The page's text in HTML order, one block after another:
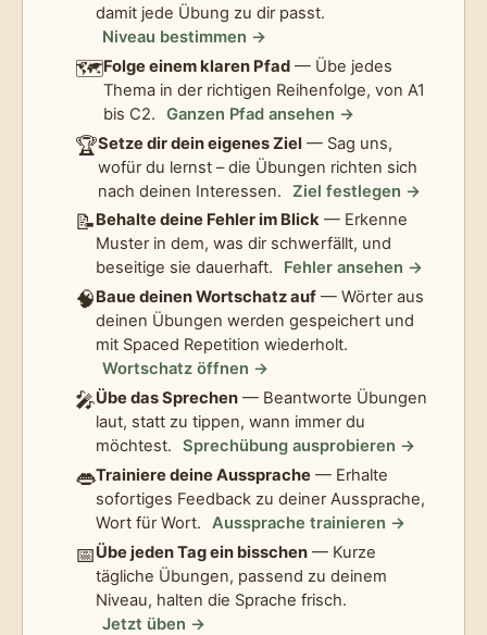
damit jede Übung zu dir passt.
Niveau bestimmen →
🗺️Folge einem klaren Pfad — Übe jedes
Thema in der richtigen Reihenfolge, von A1
bis C2.
Ganzen Pfad ansehen →
🏆Setze dir dein eigenes Ziel — Sag uns,
wofür du lernst – die Übungen richten sich
nach deinen Interessen.
Ziel festlegen →
📝Behalte deine Fehler im Blick — Erkenne
Muster in dem, was dir schwerfällt, und
beseitige sie dauerhaft.
Fehler ansehen →
🧠Baue deinen Wortschatz auf — Wörter aus
deinen Übungen werden gespeichert und
mit Spaced Repetition wiederholt.
Wortschatz öffnen →
🎤Übe das Sprechen — Beantworte Übungen
laut, statt zu tippen, wann immer du
möchtest.
Sprechübung ausprobieren →
👄Trainiere deine Aussprache — Erhalte
sofortiges Feedback zu deiner Aussprache,
Wort für Wort.
Aussprache trainieren →
📅Übe jeden Tag ein bisschen — Kurze
tägliche Übungen, passend zu deinem
Niveau, halten die Sprache frisch.
Jetzt üben →